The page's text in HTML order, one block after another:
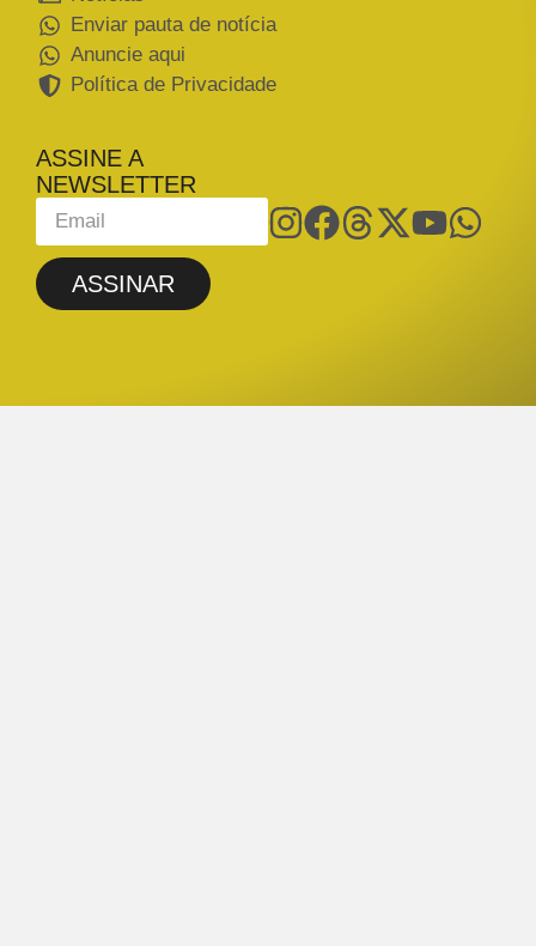
Enviar pauta de notícia
Anuncie aqui
Política de Privacidade
ASSINE A
NEWSLETTER
ASSINAR